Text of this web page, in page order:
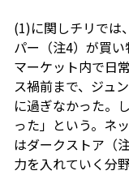
(1)に関しチリでは
パー（注4）が買
マーケット内で日
ス禍前まで、ジュ
に過ぎなかった。
った」という。ネ
はダークストア（
力を入れていく分